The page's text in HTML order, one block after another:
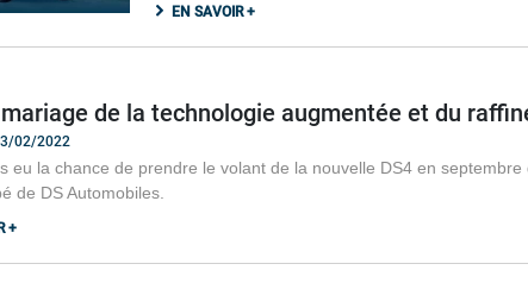
EN SAVOIR +
mariage de la technologie augmentée et du
02/2022
eu la chance de prendre le volant de la nouvelle DS4 en
de DS Automobiles.
+